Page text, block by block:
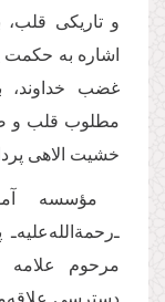
و تاریكی قلب،
اشاره به حكمت
غضب خداوند،
مطلوب قلب و
خشیت الاهی
مؤسسه
مرحوم علامه
دسترسی